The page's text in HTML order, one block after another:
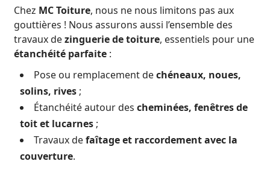
Chez MC Toiture, nous ne nous limitons pas aux
gouttières ! Nous assurons aussi l’ensemble des
travaux dezinguerie de toiture, essentiels pour une
étanchéité parfaite :
Pose ou remplacement dechéneaux, noues,
solins, rives ;
Étanchéité autour des cheminées, fenêtres de
toit et lucarnes ;
Travaux defaîtage et raccordement avec la
couverture.